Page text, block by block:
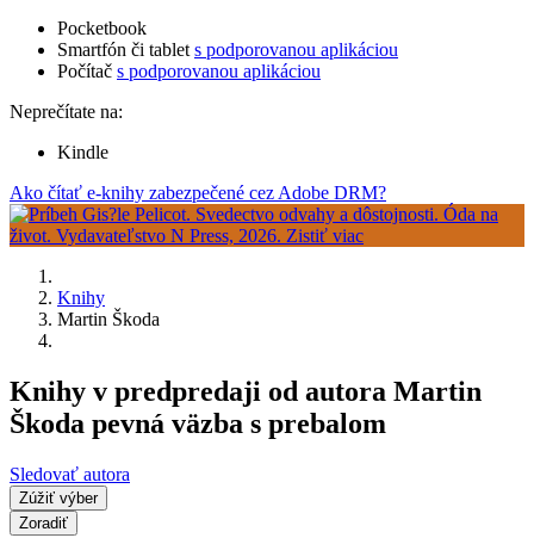
Pocketbook
Smartfón či tablet s podporovanou aplikáciou
Počítač s podporovanou aplikáciou
Neprečítate na:
Kindle
Ako čítať e-knihy zabezpečené cez Adobe DRM?
Knihy
Martin Škoda
Knihy v predpredaji od autora Martin
Škoda pevná väzba s prebalom
Sledovať autora
Zúžiť výber
Zoradiť